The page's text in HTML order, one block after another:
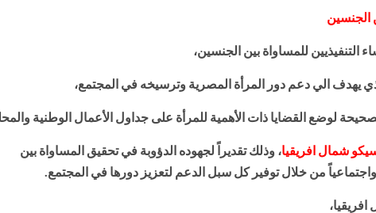
الجنسين
التنفيذيين للمساواة بين الجنسين،
يهدف الي دعم دور المرأة المصرية وترسيخه في المجتمع،
لوضع القضايا ذات الأهمية للمرأة على جداول الأعمال الوطنية
شمال افريقيا، وذلك تقديراً لجهوده الدؤوبة في تحقيق المساواة بين
من خلال توفير كل سبل الدعم لتعزيز دورها في المجتمع.